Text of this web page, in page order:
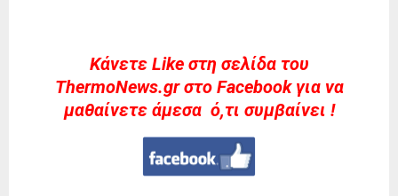
Kάνετε Like στη σελίδα του
ThermoNews.gr στο Facebook για να
μαθαίνετε άμεσα ό,τι συμβαίνει !